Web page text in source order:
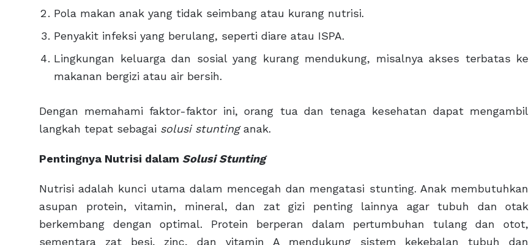
Pola makan anak yang tidak seimbang atau kurang nutrisi.
Penyakit infeksi yang berulang, seperti diare atau ISPA.
Lingkungan keluarga dan sosial yang kurang mendukung, misalnya akses terbatas ke
makanan bergizi atau air bersih.
Dengan memahami faktor-faktor ini, orang tua dan tenaga kesehatan dapat mengambil
langkah tepat sebagai solusi stuntinganak.
Pentingnya Nutrisi dalam Solusi Stunting
Nutrisi adalah kunci utama dalam mencegah dan mengatasi stunting. Anak membutuhkan
asupan protein, vitamin, mineral, dan zat gizi penting lainnya agar tubuh dan otak
berkembang dengan optimal. Protein berperan dalam pertumbuhan tulang dan otot,
sementara zat besi, zinc, dan vitamin A mendukung sistem kekebalan tubuh dan